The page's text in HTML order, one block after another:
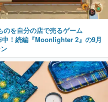
のを自分の店で売るゲーム
！続編『Moonlighter 2』の9月